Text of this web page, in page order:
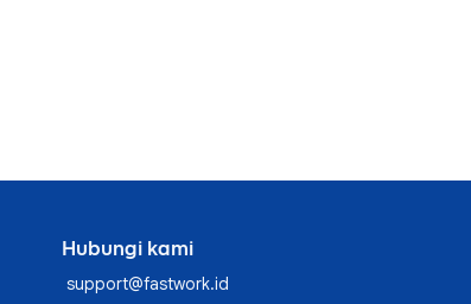
Hubungi kami
support@fastwork.id